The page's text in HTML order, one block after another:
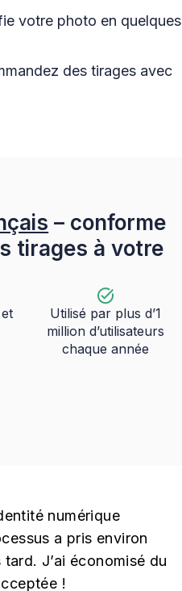
votre photo en quelques
des tirages avec
– conforme
tirages à votre
Utilisé par plus d’1
million d’utilisateurs
chaque année
numérique
a pris environ
J’ai économisé du
!